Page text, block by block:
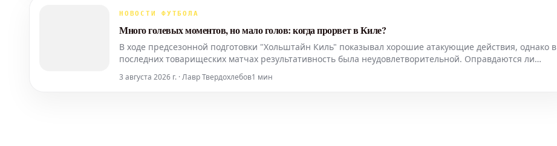
НОВОСТИ ФУТБОЛА
Много голевых моментов, но мало голов: когда прорвет в Киле?
В ходе предсезонной подготовки "Хольштайн Киль" показывал хорошие атакующие действия, однако в
последних товарищеских матчах результативность была неудовлетворительной. Оправдаются ли
надежды руководства, что "прорвет" в официальных играх?
3 августа 2026 г. · Лавр Твердохлебов1 мин